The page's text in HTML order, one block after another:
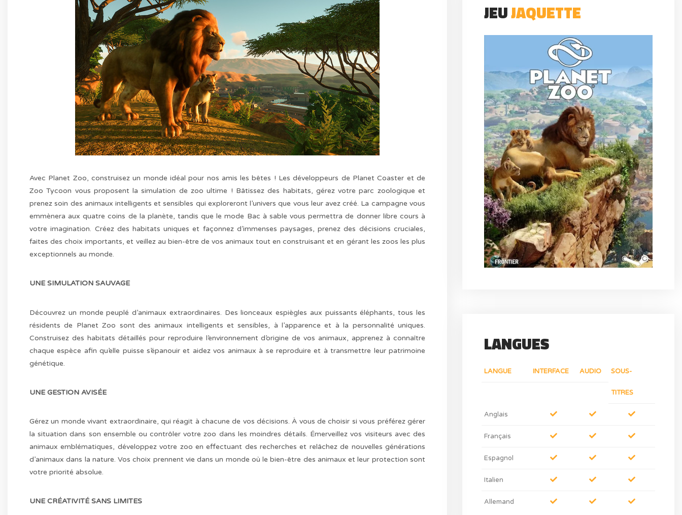
Avec Planet Zoo, construisez un monde idéal pour nos amis les bêtes ! Les développeurs de Planet Coaster et de
Zoo Tycoon vous proposent la simulation de zoo ultime ! Bâtissez des habitats, gérez votre parc zoologique et
prenez soin des animaux intelligents et sensibles qui exploreront l’univers que vous leur avez créé. La campagne vous
emmènera aux quatre coins de la planète, tandis que le mode Bac à sable vous permettra de donner libre cours à
votre imagination. Créez des habitats uniques et façonnez d’immenses paysages, prenez des décisions cruciales,
faites des choix importants, et veillez au bien-être de vos animaux tout en construisant et en gérant les zoos les plus
exceptionnels au monde.
UNE SIMULATION SAUVAGE
Découvrez un monde peuplé d’animaux extraordinaires. Des lionceaux espiègles aux puissants éléphants, tous les
résidents de Planet Zoo sont des animaux intelligents et sensibles, à l’apparence et à la personnalité uniques.
Construisez des habitats détaillés pour reproduire l’environnement d’origine de vos animaux, apprenez à connaître
chaque espèce afin qu’elle puisse s’épanouir et aidez vos animaux à se reproduire et à transmettre leur patrimoine
génétique.
UNE GESTION AVISÉE
Gérez un monde vivant extraordinaire, qui réagit à chacune de vos décisions. À vous de choisir si vous préférez gérer
la situation dans son ensemble ou contrôler votre zoo dans les moindres détails. Émerveillez vos visiteurs avec des
animaux emblématiques, développez votre zoo en effectuant des recherches et relâchez de nouvelles générations
d’animaux dans la nature. Vos choix prennent vie dans un monde où le bien-être des animaux et leur protection sont
votre priorité absolue.
UNE CRÉATIVITÉ SANS LIMITES
JEUJAQUETTE
LANGUES
LANGUE INTERFACE AUDIO SOUS-
TITRES
Anglais
Français
Espagnol
Italien
Allemand